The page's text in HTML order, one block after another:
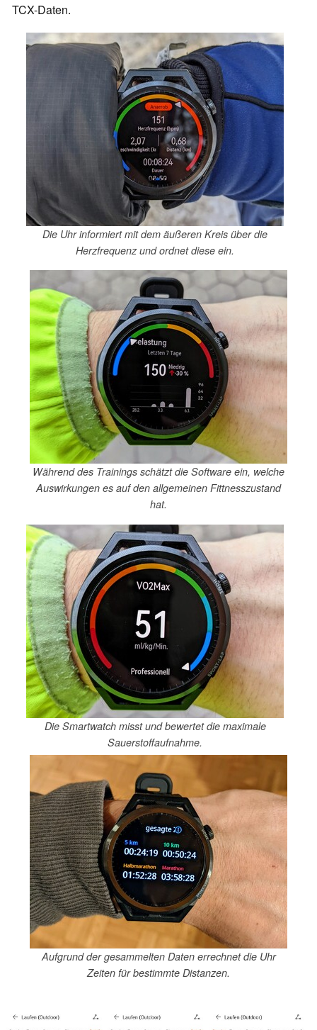
TCX-Daten.
Die Uhr informiert mit dem äußeren Kreis über die
Herzfrequenz und ordnet diese ein.
Während des Trainings schätzt die Software ein, welche
Auswirkungen es auf den allgemeinen Fittnesszustand
hat.
Die Smartwatch misst und bewertet die maximale
Sauerstoffaufnahme.
Aufgrund der gesammelten Daten errechnet die Uhr
Zeiten für bestimmte Distanzen.